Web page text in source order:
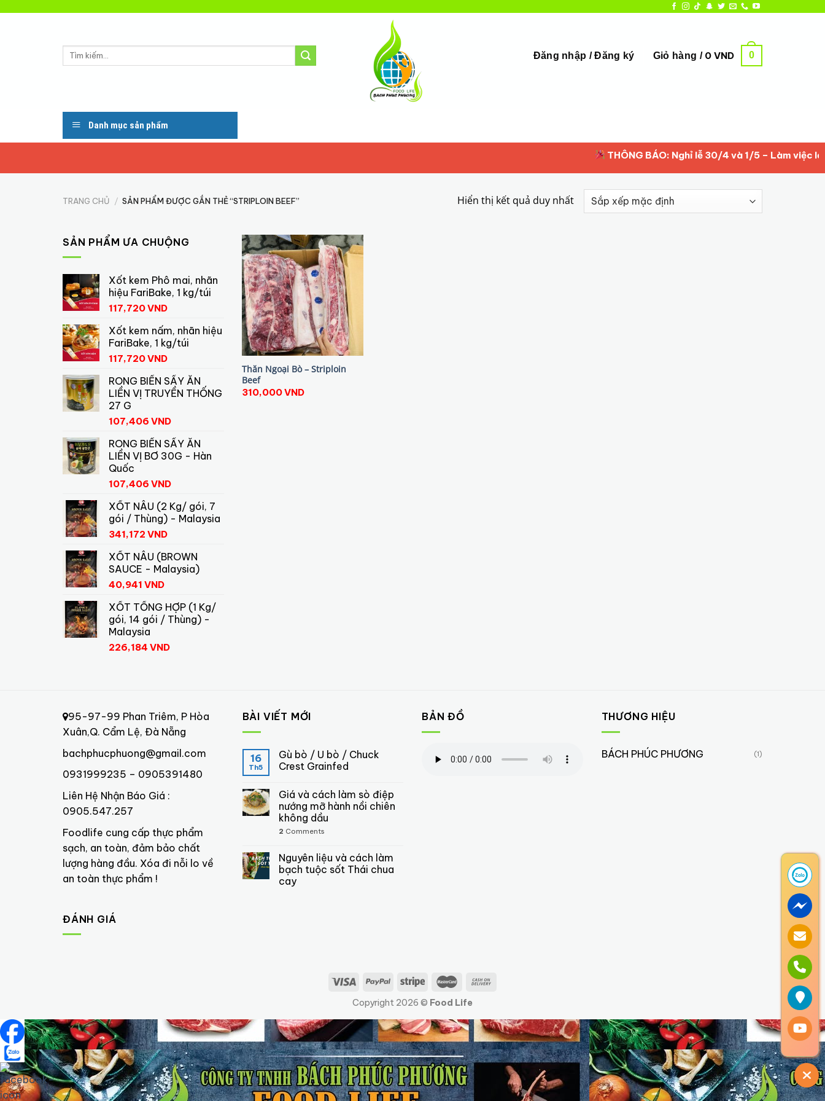
Tìm
Đăng nhập / Đăng ký Giỏ hàng / 0 VND 0
Danh mục sản phẩm
THÔNG BÁO: Nghỉ lễ 30/4 và 1/5 – Làm việc lại
TRANG CHỦ / SẢN PHẨM ĐƯỢC GẮN THẺ “STRIPLOIN BEEF” Hiển thị kết quả duy nhất
SẢN PHẨM ƯA CHUỘNG
Xốt kem Phô mai, nhãn
hiệu FariBake, 1 kg/túi
117,720VND
Xốt kem nấm, nhãn hiệu
FariBake, 1 kg/túi
117,720VND
RONG BIỂN SẤY ĂN
LIỀN VỊ TRUYỀN THỐNG
27 G
107,406 VND
RONG BIỂN SẤY ĂN
LIỀN VỊ BƠ 30G - Hàn
Quốc
107,406 VND
XỐT NÂU (2 Kg/ gói, 7
gói / Thùng) - Malaysia
341,172 VND
XỐT NÂU (BROWN
SAUCE - Malaysia)
40,941 VND
XỐT TỔNG HỢP (1 Kg/
gói, 14 gói / Thùng) -
Malaysia
226,184 VND
Thăn Ngoại Bò – Striploin
Beef
310,000VND
95-97-99 Phan Triêm, P Hòa
Xuân,Q. Cẩm Lệ, Đà Nẵng
bachphucphuong@gmail.com
0931999235 – 0905391480
Liên Hệ Nhận Báo Giá :
0905.547.257
Foodlife cung cấp thực phẩm
sạch, an toàn, đảm bảo chất
lượng hàng đầu. Xóa đi nỗi lo về
an toàn thực phẩm !
BÀI VIẾT MỚI
16
Th5
Gù bò / U bò / Chuck
Crest Grainfed
Giá và cách làm sò điệp
nướng mỡ hành nồi chiên
không dầu
2 Comments
Nguyên liệu và cách làm
bạch tuộc sốt Thái chua
cay
BẢN ĐỒ THƯƠNG HIỆU
BÁCH PHÚC PHƯƠNG (1)
ĐÁNH GIÁ
Copyright 2026 © Food Life